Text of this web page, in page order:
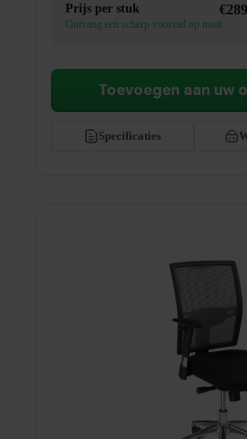
Prijs per stuk €
Ontvang een scherp voorstel op maat
Specificaties
Toevoegen aan uw